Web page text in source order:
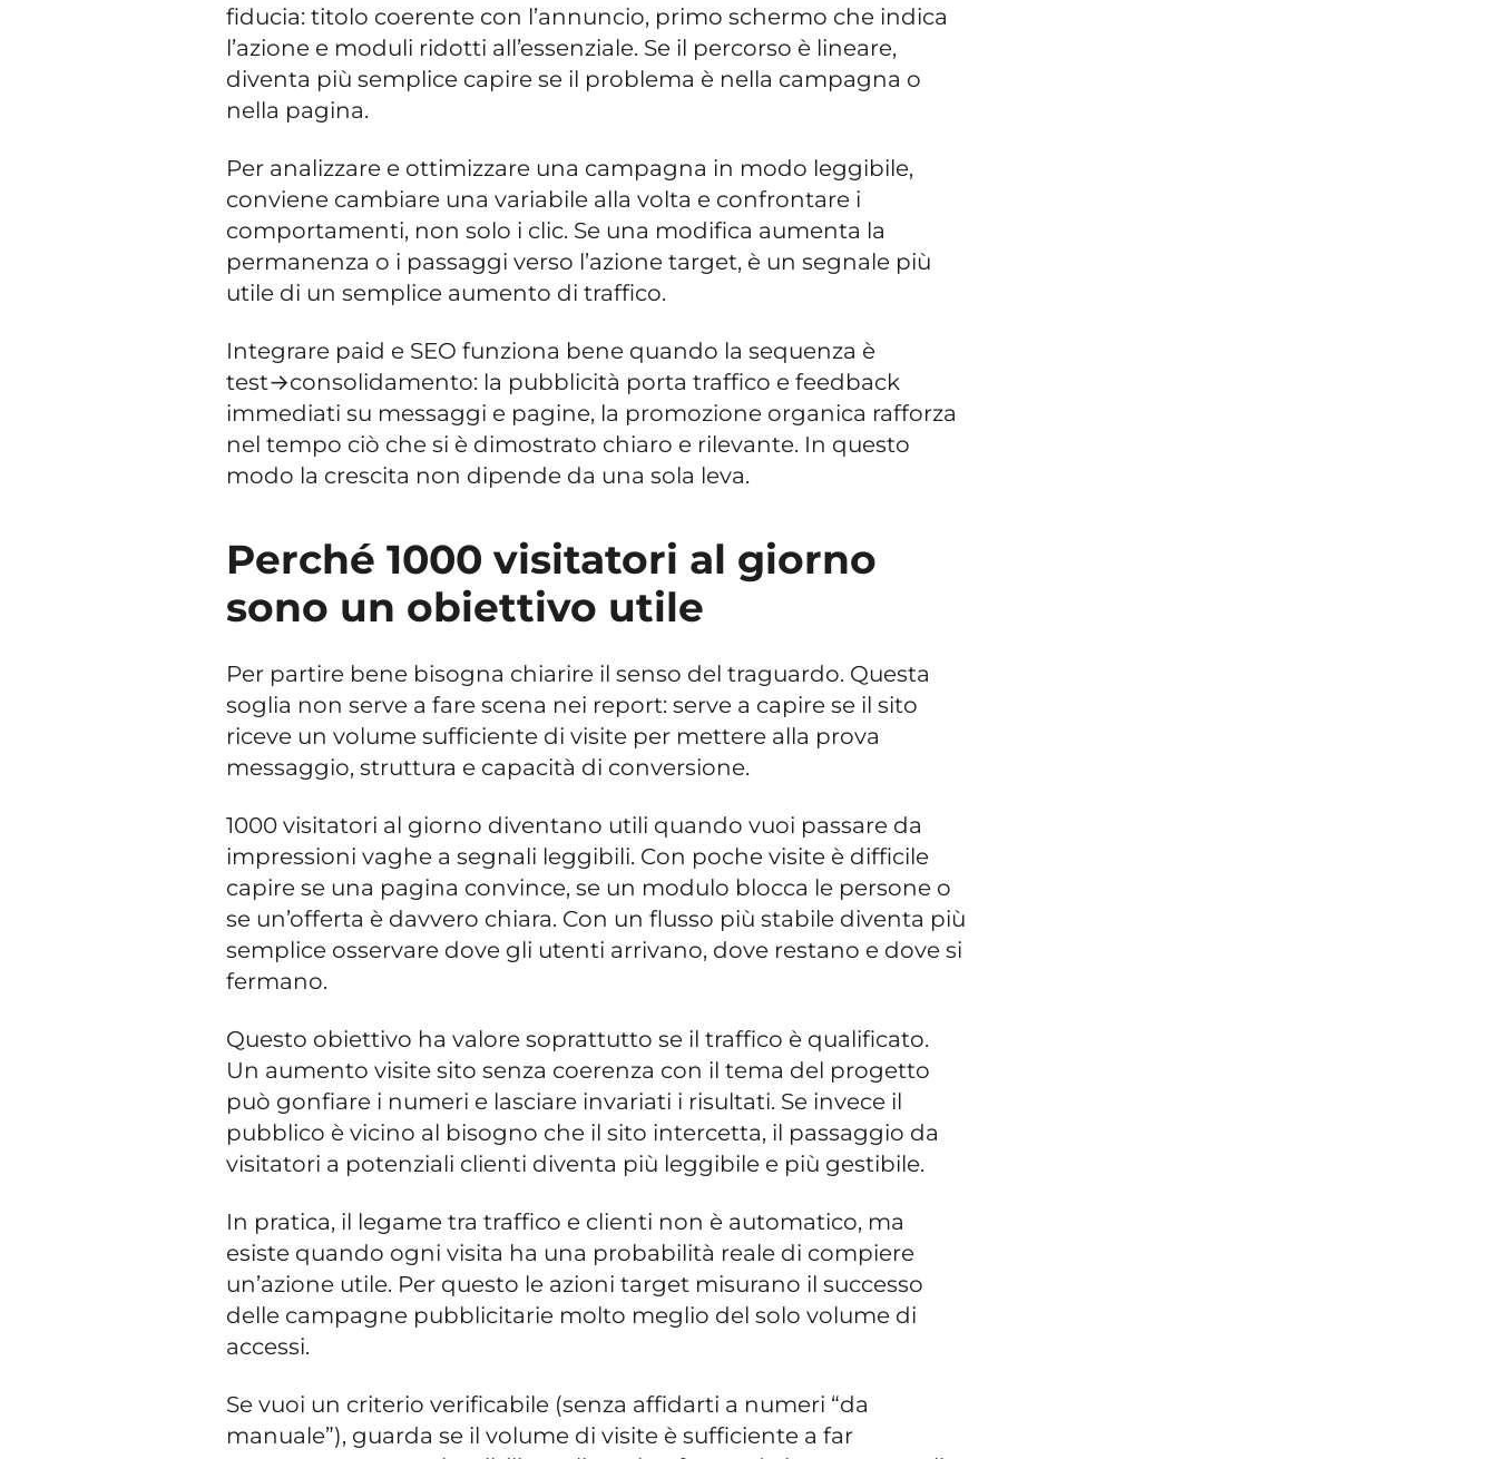
fiducia: titolo coerente con l’annuncio, primo schermo che indica
l’azione e moduli ridotti all’essenziale. Se il percorso è lineare,
diventa più semplice capire se il problema è nella campagna o
nella pagina.
Per analizzare e ottimizzare una campagna in modo leggibile,
conviene cambiare una variabile alla volta e confrontare i
comportamenti, non solo i clic. Se una modifica aumenta la
permanenza o i passaggi verso l’azione target, è un segnale più
utile di un semplice aumento di traffico.
Integrare paid e SEO funziona bene quando la sequenza è
test→consolidamento: la pubblicità porta traffico e feedback
immediati su messaggi e pagine, la promozione organica rafforza
nel tempo ciò che si è dimostrato chiaro e rilevante. In questo
modo la crescita non dipende da una sola leva.
Perché 1000 visitatori al giorno
sono un obiettivo utile
Per partire bene bisogna chiarire il senso del traguardo. Questa
soglia non serve a fare scena nei report: serve a capire se il sito
riceve un volume sufficiente di visite per mettere alla prova
messaggio, struttura e capacità di conversione.
1000 visitatori al giorno diventano utili quando vuoi passare da
impressioni vaghe a segnali leggibili. Con poche visite è difficile
capire se una pagina convince, se un modulo blocca le persone o
se un’offerta è davvero chiara. Con un flusso più stabile diventa più
semplice osservare dove gli utenti arrivano, dove restano e dove si
fermano.
Questo obiettivo ha valore soprattutto se il traffico è qualificato.
Un aumento visite sito senza coerenza con il tema del progetto
può gonfiare i numeri e lasciare invariati i risultati. Se invece il
pubblico è vicino al bisogno che il sito intercetta, il passaggio da
visitatori a potenziali clienti diventa più leggibile e più gestibile.
In pratica, il legame tra traffico e clienti non è automatico, ma
esiste quando ogni visita ha una probabilità reale di compiere
un’azione utile. Per questo le azioni target misurano il successo
delle campagne pubblicitarie molto meglio del solo volume di
accessi.
Se vuoi un criterio verificabile (senza affidarti a numeri “da
manuale”), guarda se il volume di visite è sufficiente a far